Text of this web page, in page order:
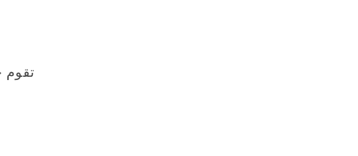
تقوم